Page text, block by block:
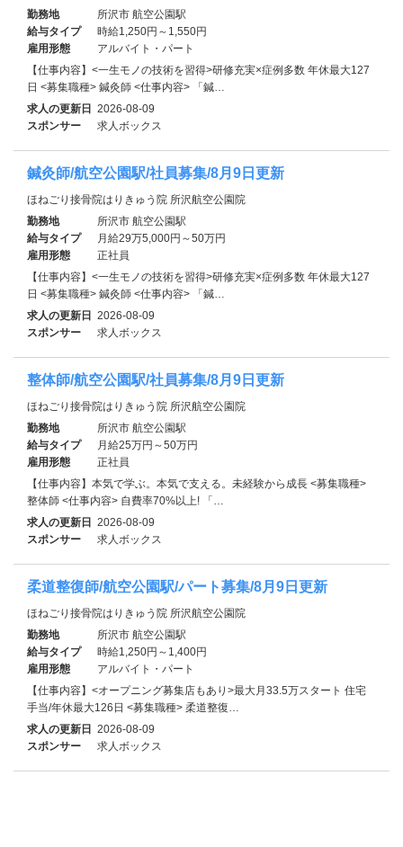
勤務地
所沢市 航空公園駅
給与タイプ
時給1,250円～1,550円
雇用形態
アルバイト・パート
【仕事内容】<一生モノの技術を習得>研修充実×症例多数 年休最大127
日 <募集職種> 鍼灸師 <仕事内容> 「鍼…
求人の更新日 2026-08-09
スポンサー
求人ボックス
鍼灸師/航空公園駅/社員募集/8月9日更新
ほねごり接骨院はりきゅう院 所沢航空公園院
勤務地
所沢市 航空公園駅
給与タイプ
月給29万5,000円～50万円
雇用形態
正社員
【仕事内容】<一生モノの技術を習得>研修充実×症例多数 年休最大127
日 <募集職種> 鍼灸師 <仕事内容> 「鍼…
求人の更新日 2026-08-09
スポンサー
求人ボックス
整体師/航空公園駅/社員募集/8月9日更新
ほねごり接骨院はりきゅう院 所沢航空公園院
勤務地
所沢市 航空公園駅
給与タイプ
月給25万円～50万円
雇用形態
正社員
【仕事内容】本気で学ぶ。本気で支える。未経験から成長 <募集職種>
整体師 <仕事内容> 自費率70%以上! 「…
求人の更新日 2026-08-09
スポンサー
求人ボックス
柔道整復師/航空公園駅/パート募集/8月9日更新
ほねごり接骨院はりきゅう院 所沢航空公園院
勤務地
所沢市 航空公園駅
給与タイプ
時給1,250円～1,400円
雇用形態
アルバイト・パート
【仕事内容】<オープニング募集店もあり>最大月33.5万スタート 住宅
手当/年休最大126日 <募集職種> 柔道整復…
求人の更新日 2026-08-09
スポンサー
求人ボックス